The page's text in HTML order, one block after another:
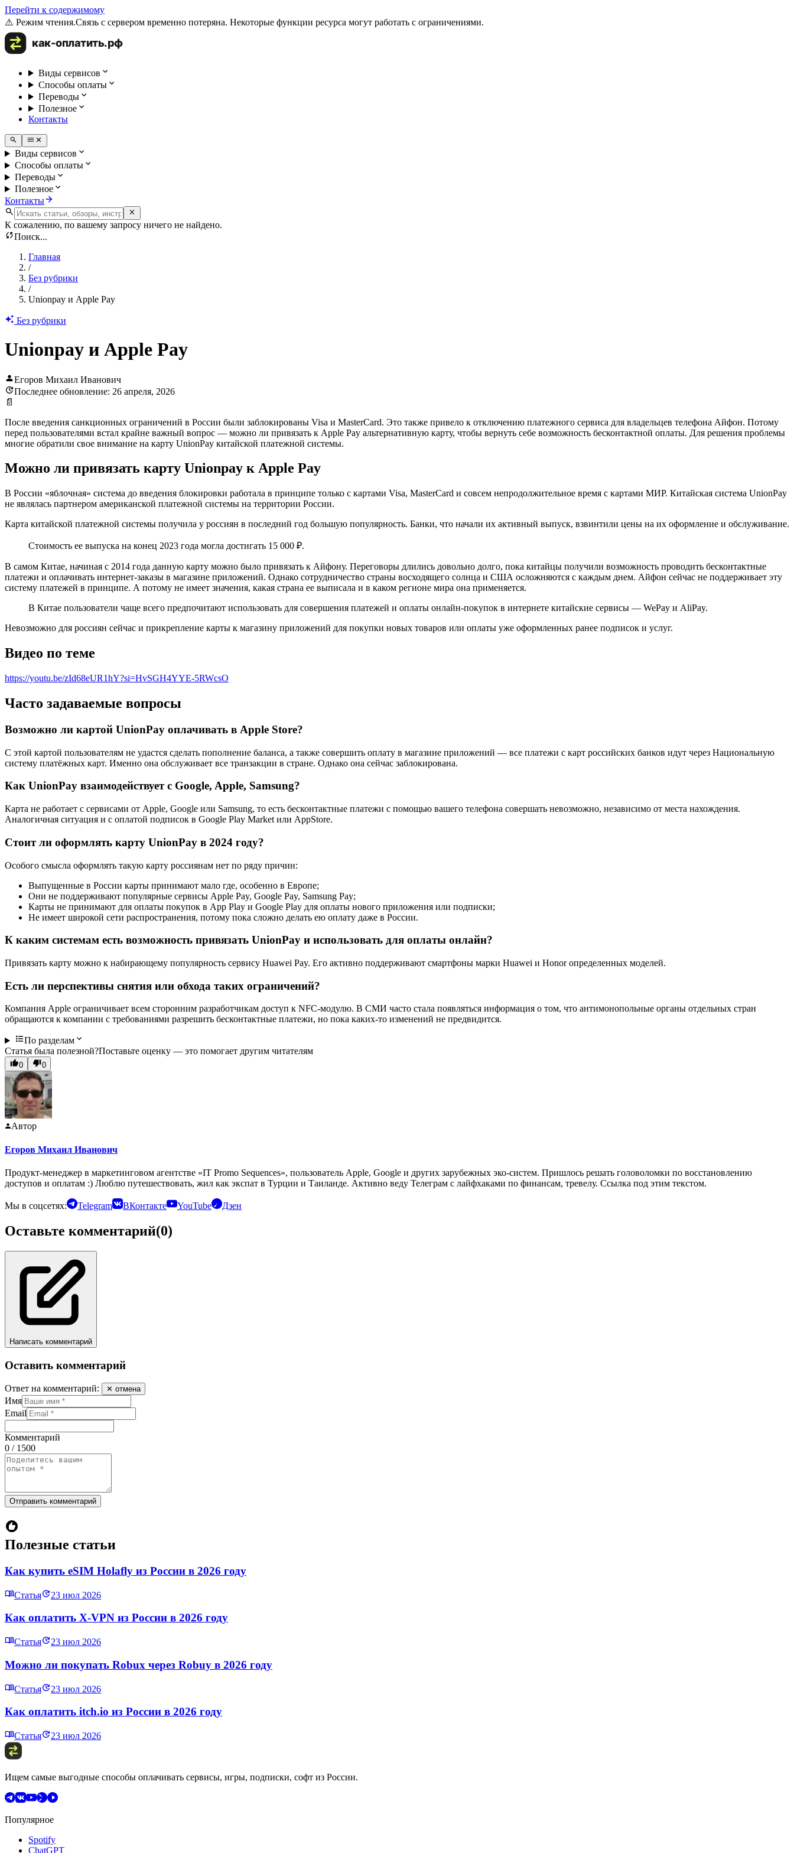
Перейти к содержимому
⚠️ Режим чтения.Связь с сервером временно потеряна. Некоторые функции ресурса могут работать с ограничениями.
Виды сервисов
Способы оплаты
Переводы
Полезное
Контакты
Виды сервисов
Способы оплаты
Переводы
Полезное
Контакты
К сожалению, по вашему запросу ничего не найдено.
Поиск...
Главная
/
Без рубрики
/
Unionpay и Apple Pay
Без рубрики
Unionpay и Apple Pay
Егоров Михаил Иванович
Последнее обновление: 26 апреля, 2026
📄
После введения санкционных ограничений в России были заблокированы Visa и MasterCard. Это также привело к отключению платежного сервиса для владельцев телефона Айфон. Потому
перед пользователями встал крайне важный вопрос — можно ли привязать к Apple Pay альтернативную карту, чтобы вернуть себе возможность бесконтактной оплаты. Для решения проблемы
многие обратили свое внимание на карту UnionPay китайской платежной системы.
Можно ли привязать карту Unionpay к Apple Pay
В России «яблочная» система до введения блокировки работала в принципе только с картами Visa, MasterCard и совсем непродолжительное время с картами МИР. Китайская система UnionPay
не являлась партнером американской платежной системы на территории России.
Карта китайской платежной системы получила у россиян в последний год большую популярность. Банки, что начали их активный выпуск, взвинтили цены на их оформление и обслуживание.
Стоимость ее выпуска на конец 2023 года могла достигать 15 000 ₽.
В самом Китае, начиная с 2014 года данную карту можно было привязать к Айфону. Переговоры длились довольно долго, пока китайцы получили возможность проводить бесконтактные
платежи и оплачивать интернет-заказы в магазине приложений. Однако сотрудничество страны восходящего солнца и США осложняются с каждым днем. Айфон сейчас не поддерживает эту
систему платежей в принципе. А потому не имеет значения, какая страна ее выписала и в каком регионе мира она применяется.
В Китае пользователи чаще всего предпочитают использовать для совершения платежей и оплаты онлайн-покупок в интернете китайские сервисы — WePay и AliPay.
Невозможно для россиян сейчас и прикрепление карты к магазину приложений для покупки новых товаров или оплаты уже оформленных ранее подписок и услуг.
Видео по теме
https://youtu.be/zId68eUR1hY?si=HvSGH4YYE-5RWcsO
Часто задаваемые вопросы
Возможно ли картой UnionPay оплачивать в Apple Store?
С этой картой пользователям не удастся сделать пополнение баланса, а также совершить оплату в магазине приложений — все платежи с карт российских банков идут через Национальную
систему платёжных карт. Именно она обслуживает все транзакции в стране. Однако она сейчас заблокирована.
Как UnionPay взаимодействует с Google, Apple, Samsung?
Карта не работает с сервисами от Apple, Google или Samsung, то есть бесконтактные платежи с помощью вашего телефона совершать невозможно, независимо от места нахождения.
Аналогичная ситуация и с оплатой подписок в Google Play Market или AppStore.
Стоит ли оформлять карту UnionPay в 2024 году?
Особого смысла оформлять такую карту россиянам нет по ряду причин:
Выпущенные в России карты принимают мало где, особенно в Европе;
Они не поддерживают популярные сервисы Apple Pay, Google Pay, Samsung Pay;
Карты не принимают для оплаты покупок в App Play и Google Play для оплаты нового приложения или подписки;
Не имеет широкой сети распространения, потому пока сложно делать ею оплату даже в России.
К каким системам есть возможность привязать UnionPay и использовать для оплаты онлайн?
Привязать карту можно к набирающему популярность сервису Huawei Pay. Его активно поддерживают смартфоны марки Huawei и Honor определенных моделей.
Есть ли перспективы снятия или обхода таких ограничений?
Компания Apple ограничивает всем сторонним разработчикам доступ к NFC-модулю. В СМИ часто стала появляться информация о том, что антимонопольные органы отдельных стран
обращаются к компании с требованиями разрешить бесконтактные платежи, но пока каких-то изменений не предвидится.
По разделам
Статья была полезной?Поставьте оценку — это помогает другим читателям
0 0
Автор
Егоров Михаил Иванович
Продукт-менеджер в маркетинговом агентстве «IT Promo Sequences», пользователь Apple, Google и других зарубежных эко-систем. Пришлось решать головоломки по восстановлению
доступов и оплатам :) Люблю путешествовать, жил как экспат в Турции и Таиланде. Активно веду Телеграм с лайфхаками по финансам, тревелу. Ссылка под этим текстом.
Мы в соцсетях: Telegram ВКонтакте YouTube Дзен
Оставьте комментарий(0)
Написать комментарий
Оставить комментарий
Ответ на комментарий: ✕ отмена
Имя
Email
Комментарий
0 / 1500
Отправить комментарий
Полезные статьи
Как купить eSIM Holafly из России в 2026 году
Статья 23 июл 2026
Как оплатить X‑VPN из России в 2026 году
Статья 23 июл 2026
Можно ли покупать Robux через Robuy в 2026 году
Статья 23 июл 2026
Как оплатить itch.io из России в 2026 году
Статья 23 июл 2026
Ищем самые выгодные способы оплачивать сервисы, игры, подписки, софт из России.
Популярное
Spotify
ChatGPT